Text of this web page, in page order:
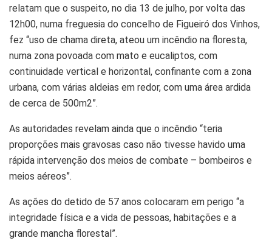
relatam que o suspeito, no dia 13 de julho, por volta das
12h00, numa freguesia do concelho de Figueiró dos Vinhos,
fez “uso de chama direta, ateou um incêndio na floresta,
numa zona povoada com mato e eucaliptos, com
continuidade vertical e horizontal, confinante com a zona
urbana, com várias aldeias em redor, com uma área ardida
de cerca de 500m2”.
As autoridades revelam ainda que o incêndio “teria
proporções mais gravosas caso não tivesse havido uma
rápida intervenção dos meios de combate – bombeiros e
meios aéreos”.
As ações do detido de 57 anos colocaram em perigo “a
integridade física e a vida de pessoas, habitações e a
grande mancha florestal”.